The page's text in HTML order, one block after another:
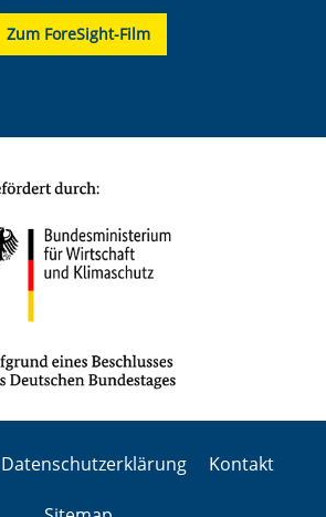
Zum ForeSight-Film
Datenschutzerklärung Kontakt